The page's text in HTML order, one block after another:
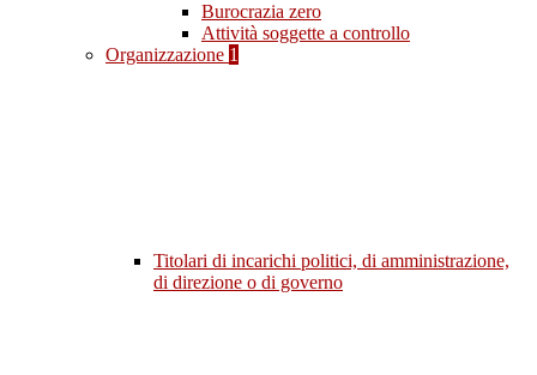
Burocrazia zero
Attività soggette a controllo
Organizzazione 1
Titolari di incarichi politici, di amministrazione,
di direzione o di governo